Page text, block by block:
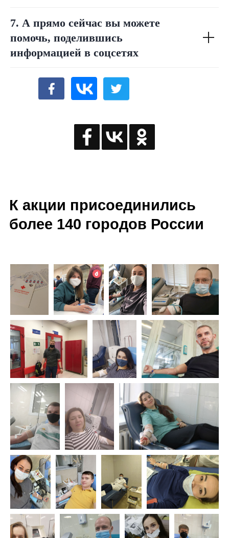
7. А прямо сейчас вы можете
помочь, поделившись
информацией в соцсетях
К акции присоединились
более 140 городов России